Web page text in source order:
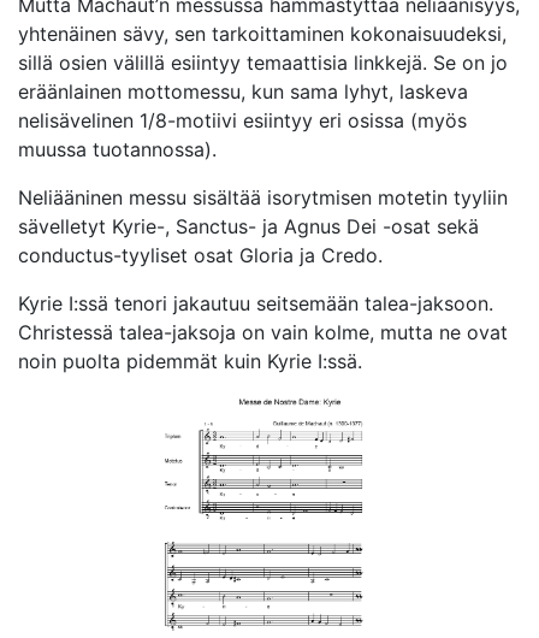
Mutta Machaut’n messussa hämmästyttää neliäänisyys,
yhtenäinen sävy, sen tarkoittaminen kokonaisuudeksi,
sillä osien välillä esiintyy temaattisia linkkejä. Se on jo
eräänlainen mottomessu, kun sama lyhyt, laskeva
nelisävelinen 1/8-motiivi esiintyy eri osissa (myös
muussa tuotannossa).
Neliääninen messu sisältää isorytmisen motetin tyyliin
sävelletyt Kyrie-, Sanctus- ja Agnus Dei -osat sekä
conductus-tyyliset osat Gloria ja Credo.
Kyrie I:ssä tenori jakautuu seitsemään talea-jaksoon.
Christessä talea-jaksoja on vain kolme, mutta ne ovat
noin puolta pidemmät kuin Kyrie I:ssä.